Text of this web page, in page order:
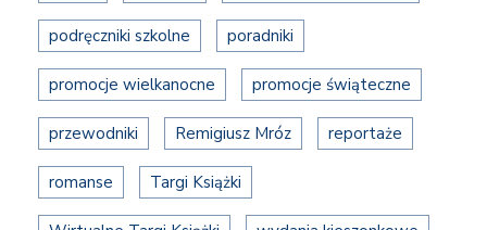
podręczniki szkolne poradniki
promocje wielkanocne promocje świąteczne
przewodniki Remigiusz Mróz reportaże
romanse Targi Książki